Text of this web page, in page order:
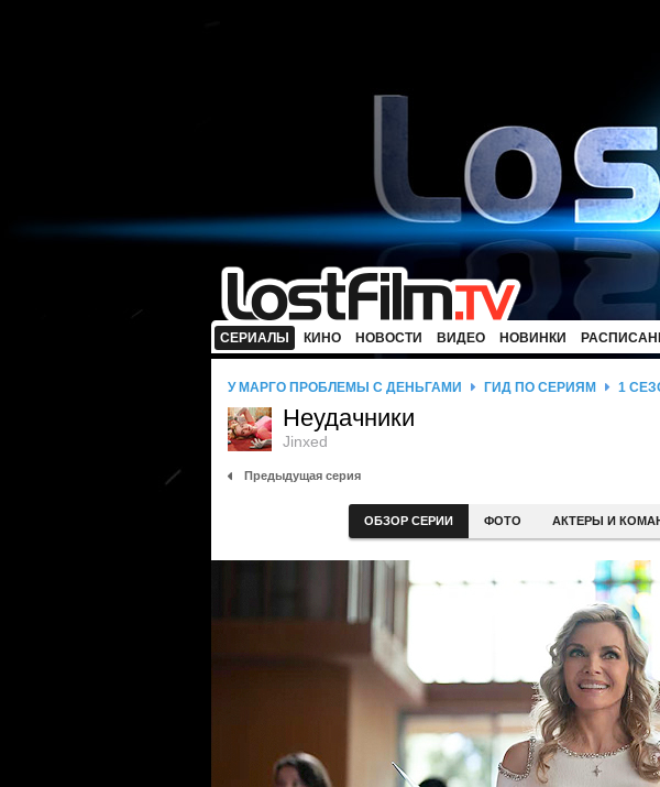
СЕРИАЛЫ КИНО НОВОСТИ ВИДЕО НОВИНКИ
У МАРГО ПРОБЛЕМЫ С ДЕНЬГАМИ ГИД ПО СЕРИЯМ 1
Неудачники
Jinxed
Предыдущая серия
ОБЗОР СЕРИИ ФОТО АКТЕРЫ И